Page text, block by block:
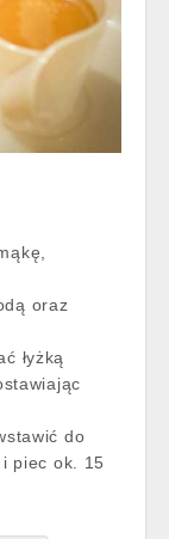
oraz
łyżką
do
piec ok. 15